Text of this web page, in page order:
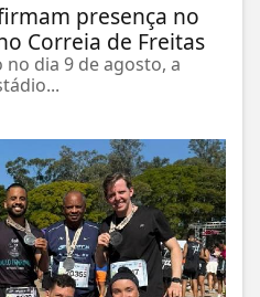
presença no
Correia de Freitas
dia 9 de agosto, a